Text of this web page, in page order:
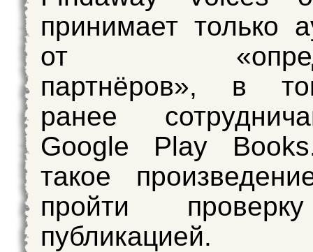
принимает только
от
партнёров», в
ранее
Google Play
такое
пройти
публикацией.